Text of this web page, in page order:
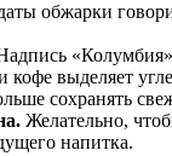
обжарки
кофе выделяет
сохранять
Желательно,
напитка.